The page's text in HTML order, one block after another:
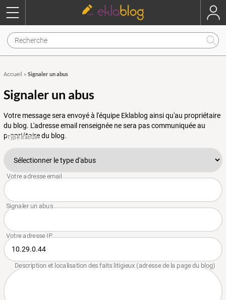
Accueil » Signaler un abus
Signaler un abus
Votre message sera envoyé à l'équipe Eklablog ainsi qu'au propriétaire
du blog. L'adresse email renseignée ne sera pas communiquée au
propriétaire du blog.